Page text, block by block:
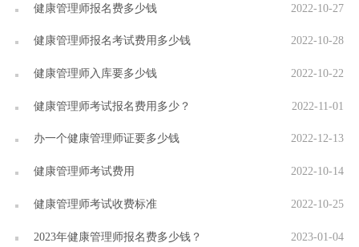
健康管理师报名费多少钱 2022-10-27
健康管理师报名考试费用多少钱 2022-10-28
健康管理师入库要多少钱 2022-10-22
健康管理师考试报名费用多少？ 2022-11-01
办一个健康管理师证要多少钱 2022-12-13
健康管理师考试费用 2022-10-14
健康管理师考试收费标准 2022-10-25
2023年健康管理师报名费多少钱？ 2023-01-04